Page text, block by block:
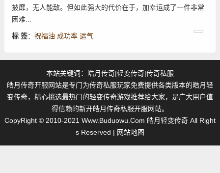
披靡，无人能敌。但如此强大的代价在于，加幸运成了一件非常
困难...
标 签： 祝福油 成功率 运气
本站关键词： 皓月传奇|轻变传奇|传奇私服
皓月传奇开服网站是专门为传奇私服玩家免费提供各类版本的皓月轻
变传奇，精心挑选最热门的轻变传奇游戏推荐给大家，是广大用户值
得信赖的新开皓月传奇私服开服网站。
CopyRight © 2010-2021 Www.Buduowu.Com 皓月轻变传奇 All Right
s Reserved | 网站地图